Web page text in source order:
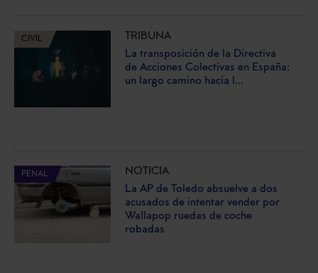
CIVIL
TRIBUNA
La transposición de la Directiva
de Acciones Colectivas en España:
un largo camino hacia l...
PENAL
NOTICIA
La AP de Toledo absuelve a dos
acusados de intentar vender por
Wallapop ruedas de coche
robadas